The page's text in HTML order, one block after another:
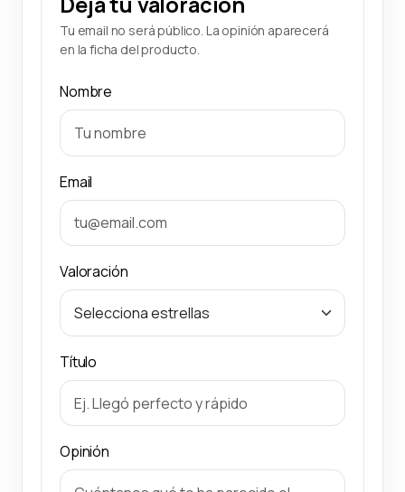
Tu email no será público. La opinión aparecerá
en la ficha del producto.
Nombre
Email
Valoración
Título
Opinión